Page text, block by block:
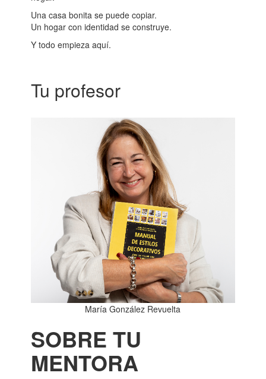
Una casa bonita se puede copiar.
Un hogar con identidad se construye.
Y todo empieza aquí.
Tu profesor
María González Revuelta
SOBRE TU
MENTORA